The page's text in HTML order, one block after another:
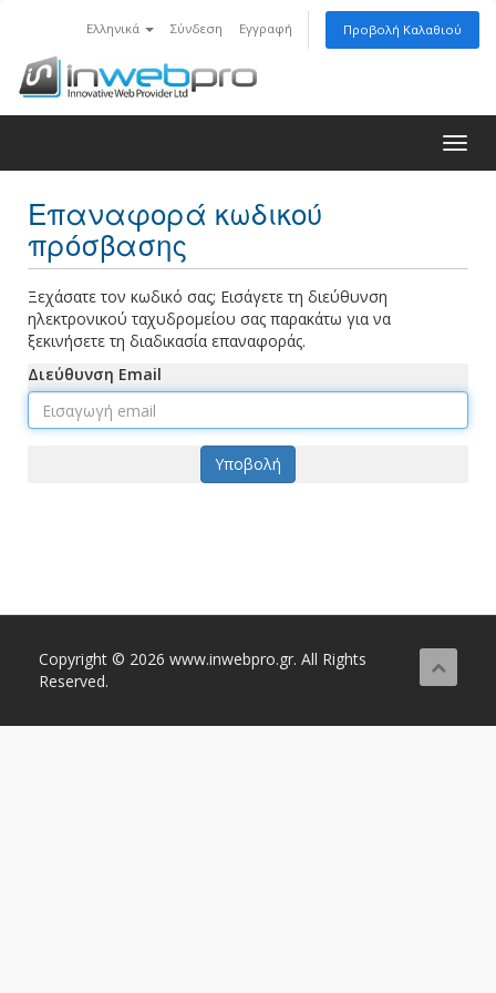
Ελληνικά Σύνδεση Εγγραφή Προβολή Καλαθιού
Επαναφορά κωδικού
πρόσβασης
Ξεχάσατε τον κωδικό σας; Εισάγετε τη διεύθυνση
ηλεκτρονικού ταχυδρομείου σας παρακάτω για να
ξεκινήσετε τη διαδικασία επαναφοράς.
Διεύθυνση Email
Υποβολή
Copyright © 2026 www.inwebpro.gr. All Rights
Reserved.